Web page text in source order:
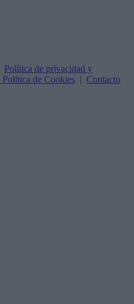
Política de privacidad y
Política de Cookies | Contacto